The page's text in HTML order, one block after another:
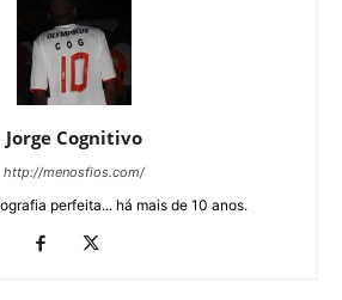
Jorge Cognitivo
http://menosfios.com/
perfeita... há mais de 10 anos.